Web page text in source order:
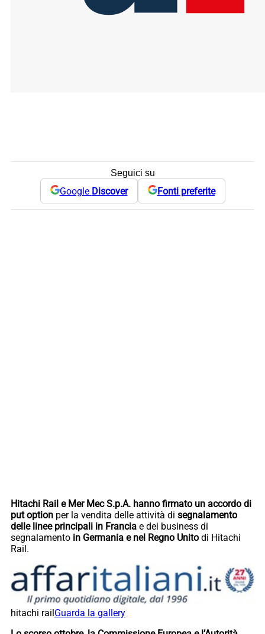
Seguici su
Google Discover Fonti preferite
Hitachi Rail e Mer Mec S.p.A. hanno firmato un accordo di
put option per la vendita delle attività di segnalamento
delle linee principali in Francia e dei business di
segnalamento in Germania e nel Regno Unito di Hitachi
Rail.
hitachi railGuarda la gallery